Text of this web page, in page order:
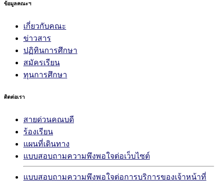
ข้อมูลคณะฯ
เกี่ยวกับคณะ
ข่าวสาร
ปฏิทินการศึกษา
สมัครเรียน
ทุนการศึกษา
ติดต่อเรา
สายด่วนคณบดี
ร้องเรียน
แผนที่เดินทาง
แบบสอบถามความพึงพอใจต่อเว็บไซต์
แบบสอบถามความพึงพอใจต่อการบริการของเจ้าหน้าที่